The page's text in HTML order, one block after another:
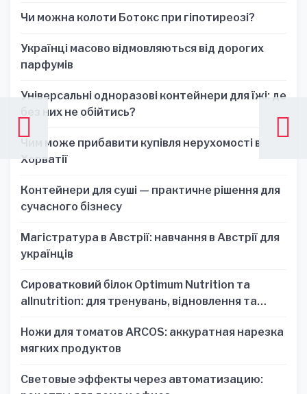
Чи можна колоти Ботокс при гіпотиреозі?
Українці масово відмовляються від дорогих
парфумів
Універсальні одноразові контейнери для їжі: де
без них не обійтись?
Чим може прибавити купівля нерухомості в
Хорватії
Контейнери для суші — практичне рішення для
сучасного бізнесу
Магістратура в Австрії: навчання в Австрії для
українців
Сироватковий білок Optimum Nutrition та
allnutrition: для тренувань, відновлення та
Ножи для томатов ARCOS: аккуратная нарезка
мягких продуктов
Световые эффекты через автоматизацию: